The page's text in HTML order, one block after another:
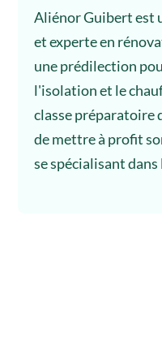
Aliénor Guibert est
et experte en
une prédilection
l'isolation et le
classe préparatoire
de mettre à profit
se spécialisant